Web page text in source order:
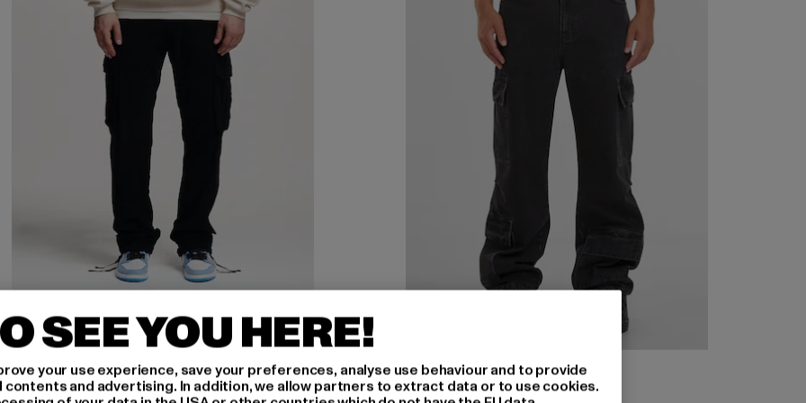
2Y STUDIOS
Luki Cord Cargo Pants
2Y STUDIOS
Vorin Cargo Baggy Jeans
SEE YOU HERE!
your use experience, save your preferences, analyse use behaviour and to provide
and advertising. In addition, we allow partners to extract data or to use cookies.